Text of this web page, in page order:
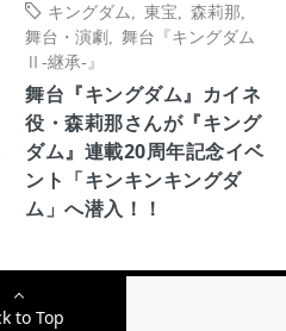
キングダム
東宝 森莉那
舞台・演劇
舞台『キングダム
Ⅱ-継承-』
舞台『キングダム』カイネ
役・森莉那さんが『キング
ダム』連載20周年記念イベ
ント「キンキンキングダ
ム」へ潜入！！
to Top